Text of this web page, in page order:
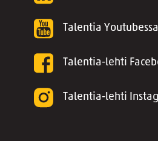
Talentia Youtubessa
Talentia-lehti
Talentia-lehti